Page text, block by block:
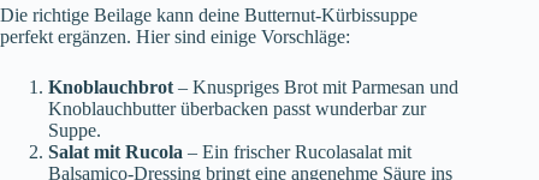
Die richtige Beilage kann deine Butternut-Kürbissuppe
perfekt ergänzen. Hier sind einige Vorschläge:
Knoblauchbrot – Knuspriges Brot mit Parmesan und
Knoblauchbutter überbacken passt wunderbar zur
Suppe.
Salat mit Rucola – Ein frischer Rucolasalat mit
Balsamico-Dressing bringt eine angenehme Säure ins